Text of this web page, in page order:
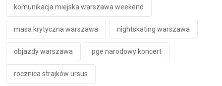
komunikacja miejska warszawa weekend
masa krytyczna warszawa nightskating warszawa
objazdy warszawa pge narodowy koncert
rocznica strajków ursus